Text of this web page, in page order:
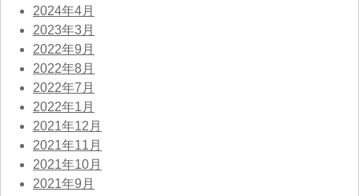
2024年4月
2023年3月
2022年9月
2022年8月
2022年7月
2022年1月
2021年12月
2021年11月
2021年10月
2021年9月